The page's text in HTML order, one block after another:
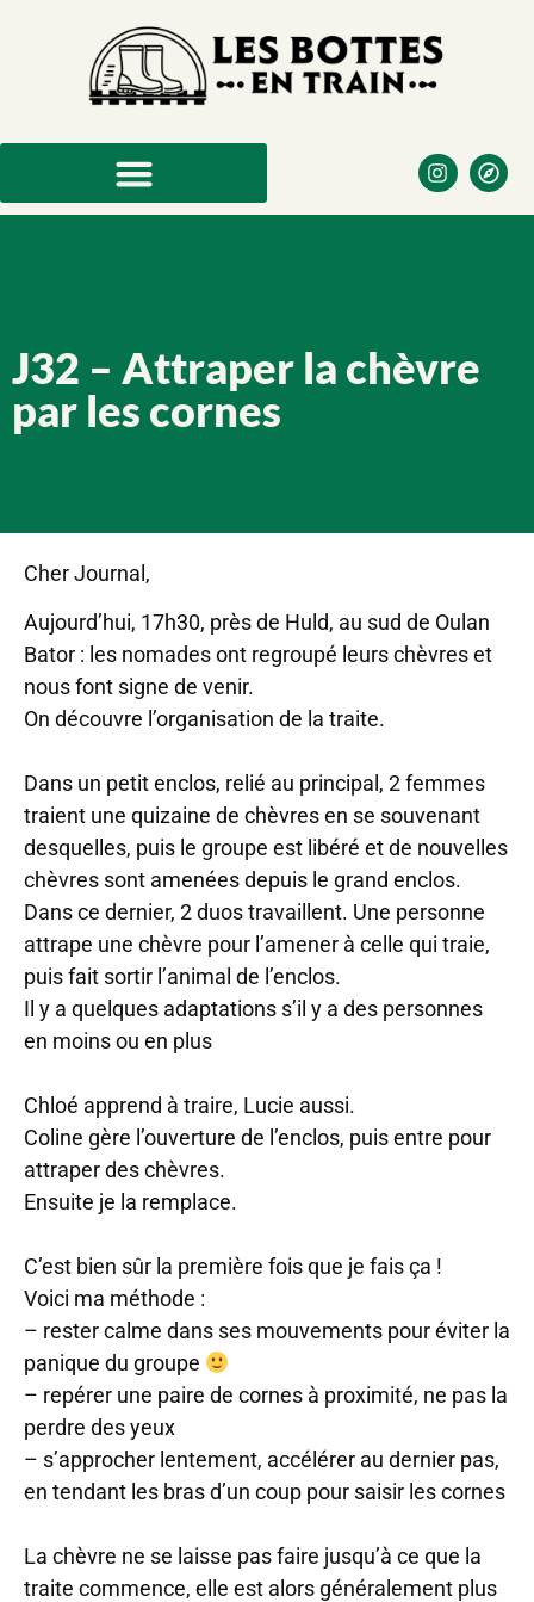
J32 – Attraper la chèvre
par les cornes
Cher Journal,
Aujourd’hui, 17h30, près de Huld, au sud de Oulan
Bator : les nomades ont regroupé leurs chèvres et
nous font signe de venir.
On découvre l’organisation de la traite.
Dans un petit enclos, relié au principal, 2 femmes
traient une quizaine de chèvres en se souvenant
desquelles, puis le groupe est libéré et de nouvelles
chèvres sont amenées depuis le grand enclos.
Dans ce dernier, 2 duos travaillent. Une personne
attrape une chèvre pour l’amener à celle qui traie,
puis fait sortir l’animal de l’enclos.
Il y a quelques adaptations s’il y a des personnes
en moins ou en plus
Chloé apprend à traire, Lucie aussi.
Coline gère l’ouverture de l’enclos, puis entre pour
attraper des chèvres.
Ensuite je la remplace.
C’est bien sûr la première fois que je fais ça !
Voici ma méthode :
– rester calme dans ses mouvements pour éviter la
panique du groupe
– repérer une paire de cornes à proximité, ne pas la
perdre des yeux
– s’approcher lentement, accélérer au dernier pas,
en tendant les bras d’un coup pour saisir les cornes
La chèvre ne se laisse pas faire jusqu’à ce que la
traite commence, elle est alors généralement plus